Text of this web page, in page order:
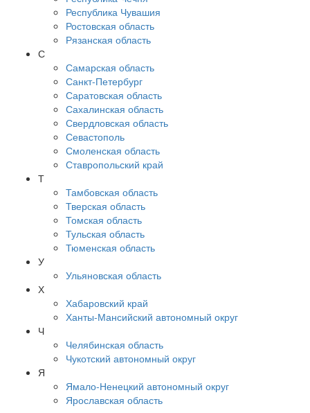
Республика Чувашия
Ростовская область
Рязанская область
С
Самарская область
Санкт-Петербург
Саратовская область
Сахалинская область
Свердловская область
Севастополь
Смоленская область
Ставропольский край
Т
Тамбовская область
Тверская область
Томская область
Тульская область
Тюменская область
У
Ульяновская область
Х
Хабаровский край
Ханты-Мансийский автономный округ
Ч
Челябинская область
Чукотский автономный округ
Я
Ямало-Ненецкий автономный округ
Ярославская область